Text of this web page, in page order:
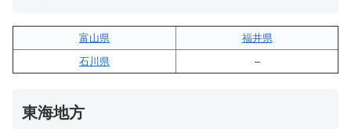
富山県
福井県
石川県
–
東海地方